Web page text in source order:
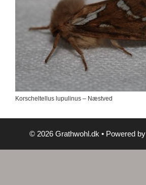
Korscheltellus lupulinus – Næstved
© 2026 Grathwohl.dk • Powered by